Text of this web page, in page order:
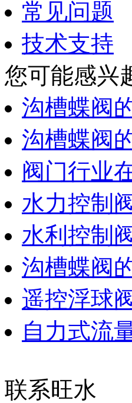
常见问题
技术支持
您可能感兴
沟槽蝶阀
沟槽蝶阀
阀门行业
水力控制
水利控制
沟槽蝶阀
遥控浮球
自力式流
联系旺水